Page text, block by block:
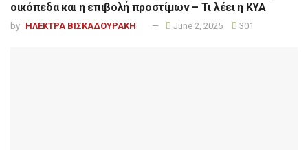
οικόπεδα και η επιβολή προστίμων – Τι λέει η ΚΥΑ
by ΗΛΕΚΤΡΑ ΒΙΣΚΑΔΟΥΡΑΚΗ June 2, 2025 301